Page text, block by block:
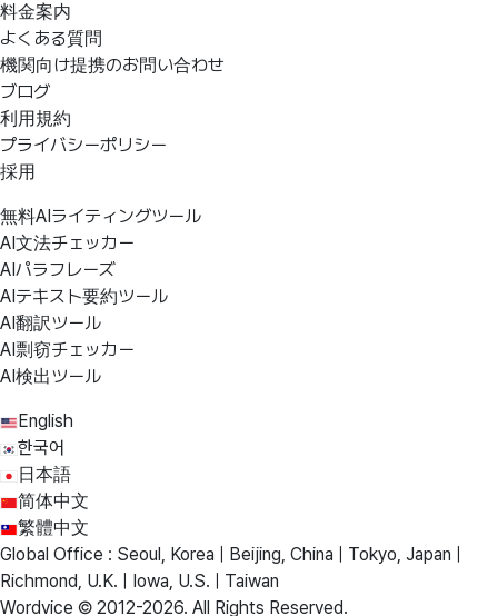
料金案内
よくある質問
機関向け提携のお問い合わせ
ブログ
利用規約
プライバシーポリシー
採用
無料AIライティングツール
AI文法チェッカー
AIパラフレーズ
AIテキスト要約ツール
AI翻訳ツール
AI剽窃チェッカー
AI検出ツール
English
한국어
日本語
简体中文
繁體中文
Global Office : Seoul, Korea | Beijing, China | Tokyo, Japan |
Richmond, U.K. | Iowa, U.S. | Taiwan
Wordvice © 2012-2026. All Rights Reserved.